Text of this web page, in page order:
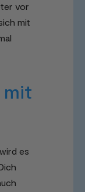
vor
mit
mit
es